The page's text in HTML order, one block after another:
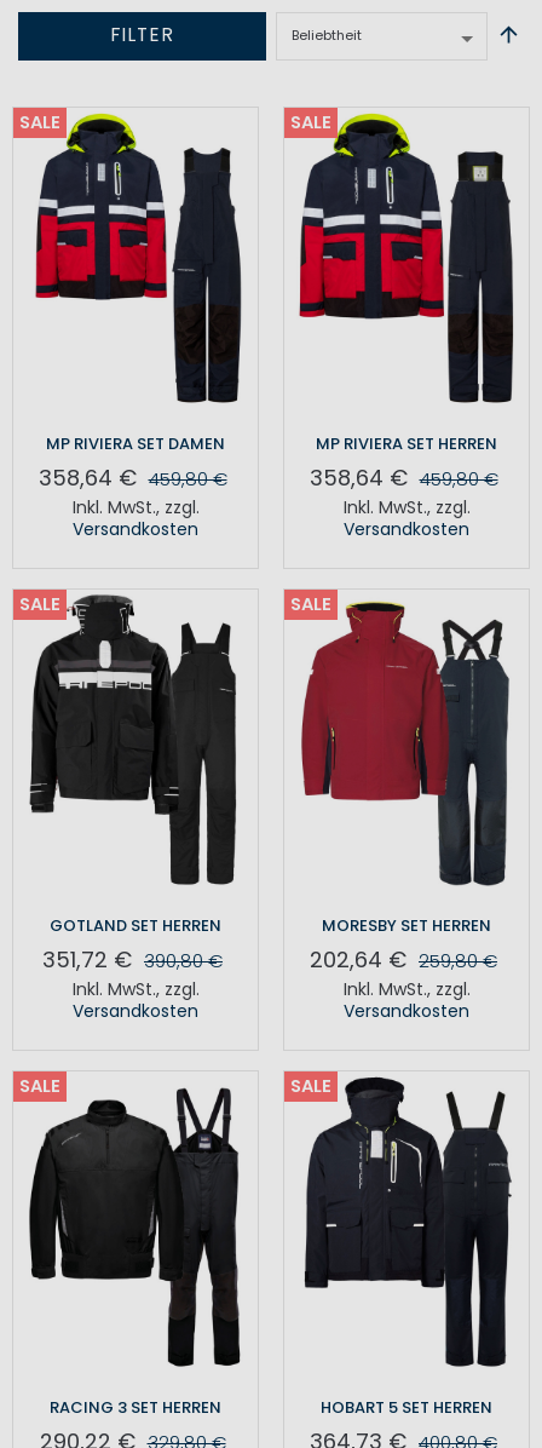
FILTER
SALE
MP RIVIERA SET DAMEN
358,64 € 459,80 €
Inkl. MwSt., zzgl.
Versandkosten
SALE
MP RIVIERA SET HERREN
358,64 € 459,80 €
Inkl. MwSt., zzgl.
Versandkosten
SALE
GOTLAND SET HERREN
351,72 € 390,80 €
Inkl. MwSt., zzgl.
Versandkosten
SALE
MORESBY SET HERREN
202,64 € 259,80 €
Inkl. MwSt., zzgl.
Versandkosten
SALE
RACING 3 SET HERREN
290,22 € 329,80 €
SALE
HOBART 5 SET HERREN
364,73 € 400,80 €